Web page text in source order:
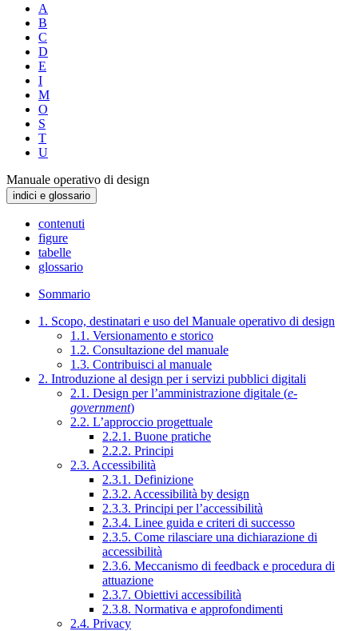
A
B
C
D
E
I
M
O
S
T
U
Manuale operativo di design
indici e glossario
contenuti
figure
tabelle
glossario
Sommario
1. Scopo, destinatari e uso del Manuale operativo di design
1.1. Versionamento e storico
1.2. Consultazione del manuale
1.3. Contribuisci al manuale
2. Introduzione al design per i servizi pubblici digitali
2.1. Design per l’amministrazione digitale (e-
government)
2.2. L’approccio progettuale
2.2.1. Buone pratiche
2.2.2. Principi
2.3. Accessibilità
2.3.1. Definizione
2.3.2. Accessibilità by design
2.3.3. Principi per l’accessibilità
2.3.4. Linee guida e criteri di successo
2.3.5. Come rilasciare una dichiarazione di
accessibilità
2.3.6. Meccanismo di feedback e procedura di
attuazione
2.3.7. Obiettivi accessibilità
2.3.8. Normativa e approfondimenti
2.4. Privacy